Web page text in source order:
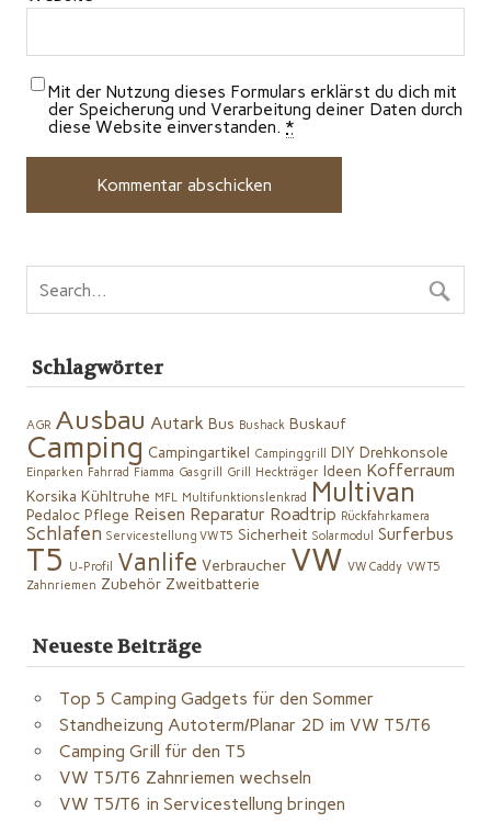
Mit der Nutzung dieses Formulars erklärst du dich mit
der Speicherung und Verarbeitung deiner Daten durch
diese Website einverstanden. *
Schlagwörter
AGR Ausbau Autark Bus Bushack Buskauf
Camping Campingartikel Campinggrill DIY Drehkonsole
Einparken Fahrrad Fiamma Gasgrill Grill Heckträger Ideen Kofferraum
Korsika Kühltruhe MFL Multifunktionslenkrad Multivan
Pedaloc Pflege Reisen Reparatur Roadtrip Rückfahrkamera
Schlafen Servicestellung VW T5 Sicherheit Solarmodul Surferbus
T5 U-Profil Vanlife Verbraucher VW VW Caddy VW T5
Zahnriemen Zubehör Zweitbatterie
Neueste Beiträge
Top 5 Camping Gadgets für den Sommer
Standheizung Autoterm/Planar 2D im VW T5/T6
Camping Grill für den T5
VW T5/T6 Zahnriemen wechseln
VW T5/T6 in Servicestellung bringen